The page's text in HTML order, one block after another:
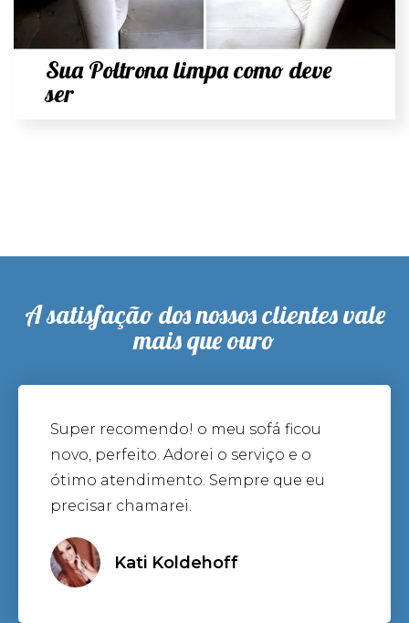
Sua Poltrona limpa como deve
ser
A satisfação dos nossos clientes vale
mais que ouro
Super recomendo! o meu sofá ficou
novo, perfeito. Adorei o serviço e o
ótimo atendimento. Sempre que eu
precisar chamarei.
Kati Koldehoff